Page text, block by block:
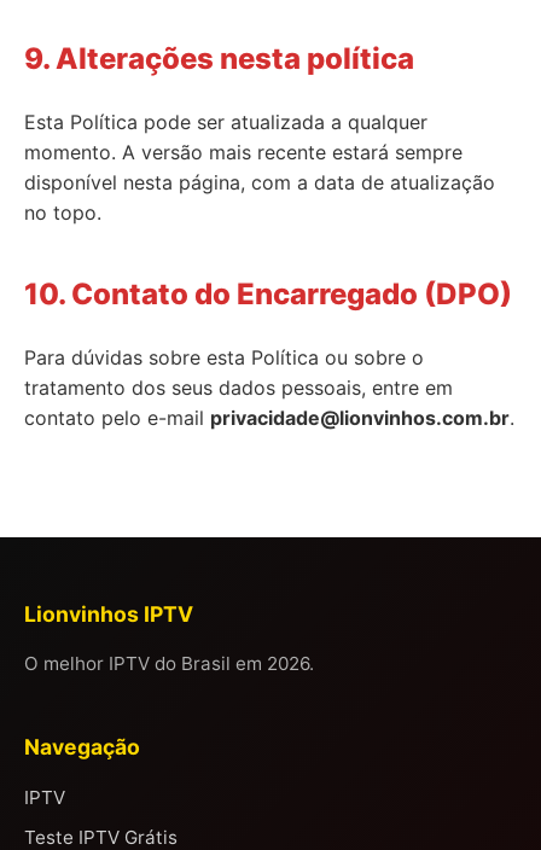
9. Alterações nesta política
Esta Política pode ser atualizada a qualquer
momento. A versão mais recente estará sempre
disponível nesta página, com a data de atualização
no topo.
10. Contato do Encarregado (DPO)
Para dúvidas sobre esta Política ou sobre o
tratamento dos seus dados pessoais, entre em
contato pelo e-mail privacidade@lionvinhos.com.br.
Lionvinhos IPTV
O melhor IPTV do Brasil em 2026.
Navegação
IPTV
Teste IPTV Grátis